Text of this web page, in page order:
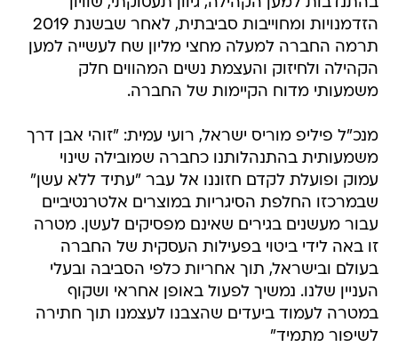
הזדמנויות ומחוייבות סביבתית, לאחר שבשנת 2019
תרמה החברה למעלה מחצי מליון שח לעשייה למען
הקהילה ולחיזוק והעצמת נשים המהווים חלק
משמעותי מדוח הקיימות של החברה.
מנכ"ל פיליפ מוריס ישראל, רועי עמית: "זוהי אבן דרך
משמעותית בהתנהלותנו כחברה שמובילה שינוי
עמוק ופועלת לקדם חזוננו אל עבר "עתיד ללא עשן"
שבמרכזו החלפת הסיגריות במוצרים אלטרנטיביים
עבור מעשנים בגירים שאינם מפסיקים לעשן. מטרה
זו באה לידי ביטוי בפעילות העסקית של החברה
בעולם ובישראל, תוך אחריות כלפי הסביבה ובעלי
העניין שלנו. נמשיך לפעול באופן אחראי ושקוף
במטרה לעמוד ביעדים שהצבנו לעצמנו תוך חתירה
לשיפור מתמיד"